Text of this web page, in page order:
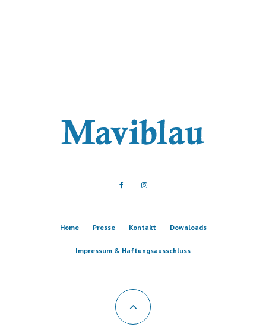
Home Presse Kontakt Downloads
Impressum & Haftungsausschluss